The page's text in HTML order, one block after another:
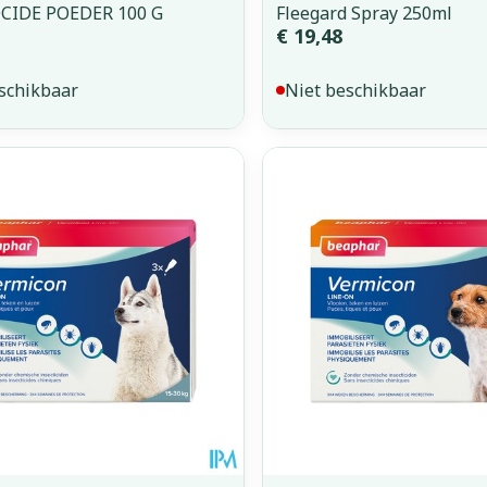
POEDER 100 G Fleegard Spray 250ml
€ 19,48
Niet beschikbaar